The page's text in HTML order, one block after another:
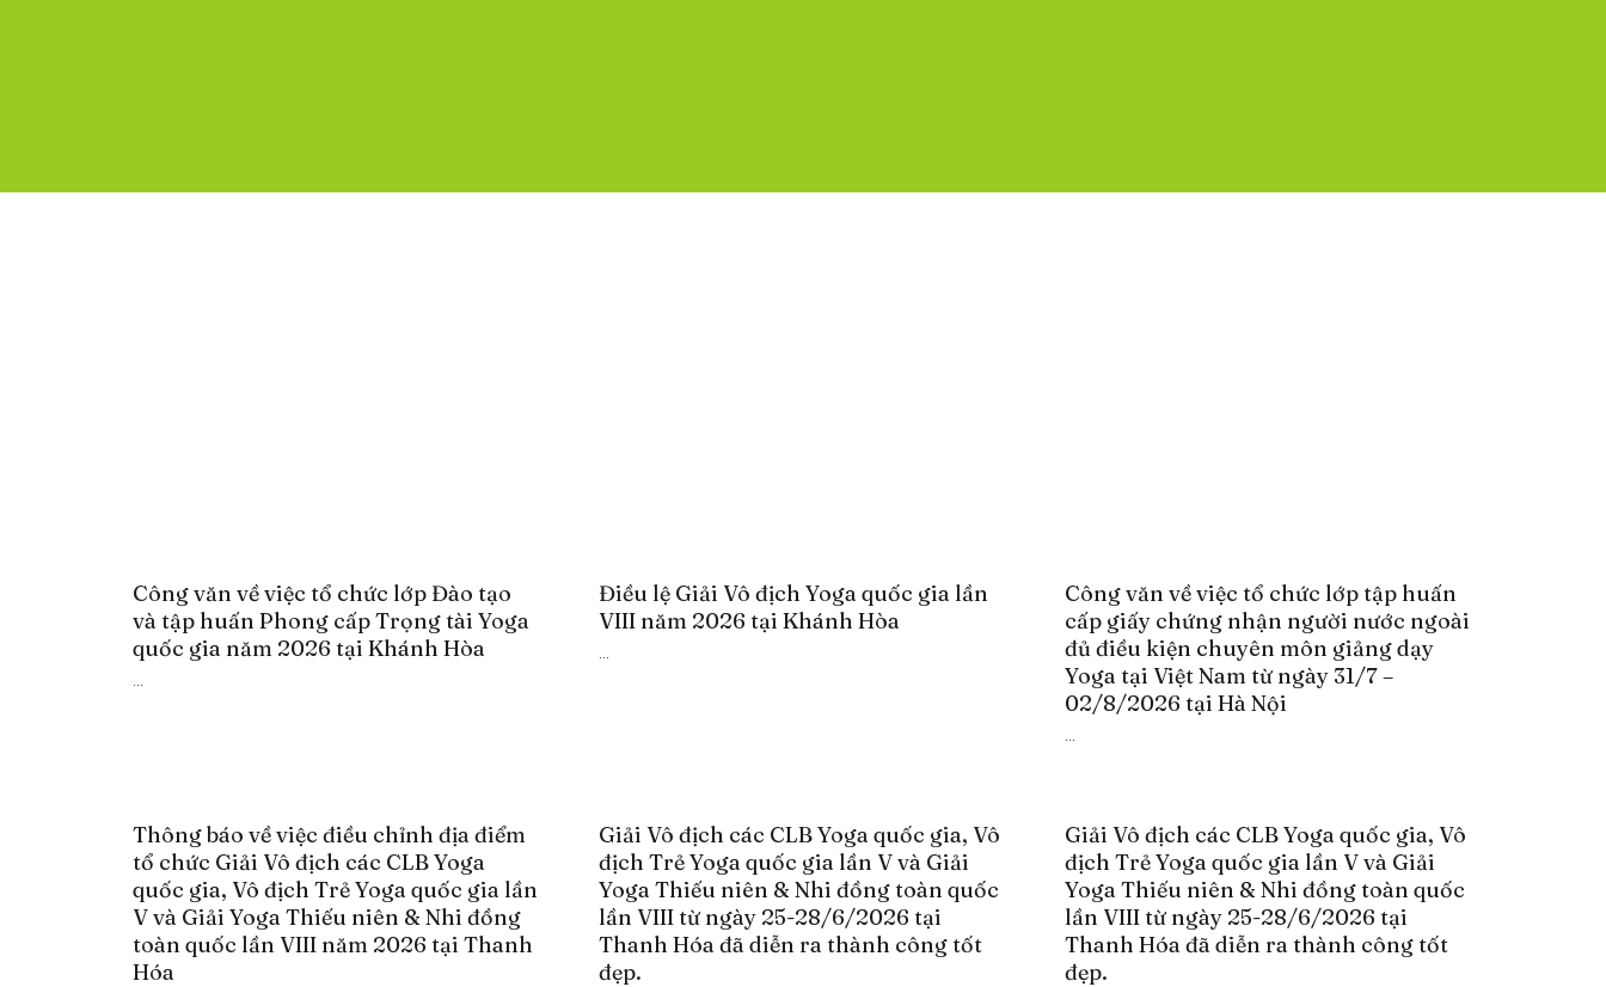
Công văn về việc tổ chức lớp Đào tạo
và tập huấn Phong cấp Trọng tài Yoga
quốc gia năm 2026 tại Khánh Hòa
...
Điều lệ Giải Vô địch Yoga quốc gia lần
VIII năm 2026 tại Khánh Hòa
...
Công văn về việc tổ chức lớp tập huấn
cấp giấy chứng nhận người nước ngoài
đủ điều kiện chuyên môn giảng dạy
Yoga tại Việt Nam từ ngày 31/7 –
02/8/2026 tại Hà Nội
...
Thông báo về việc điều chỉnh địa điểm
tổ chức Giải Vô địch các CLB Yoga
quốc gia, Vô địch Trẻ Yoga quốc gia lần
V và Giải Yoga Thiếu niên & Nhi đồng
toàn quốc lần VIII năm 2026 tại Thanh
Hóa
Giải Vô địch các CLB Yoga quốc gia, Vô
địch Trẻ Yoga quốc gia lần V và Giải
Yoga Thiếu niên & Nhi đồng toàn quốc
lần VIII từ ngày 25-28/6/2026 tại
Thanh Hóa đã diễn ra thành công tốt
đẹp.
Giải Vô địch các CLB Yoga quốc gia, Vô
địch Trẻ Yoga quốc gia lần V và Giải
Yoga Thiếu niên & Nhi đồng toàn quốc
lần VIII từ ngày 25-28/6/2026 tại
Thanh Hóa đã diễn ra thành công tốt
đẹp.